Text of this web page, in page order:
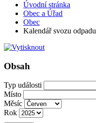
Úvodní stránka
Obec a Úřad
Obec
Kalendář svozu odpadu
Obsah
Typ události
Místo
Měsíc
Rok